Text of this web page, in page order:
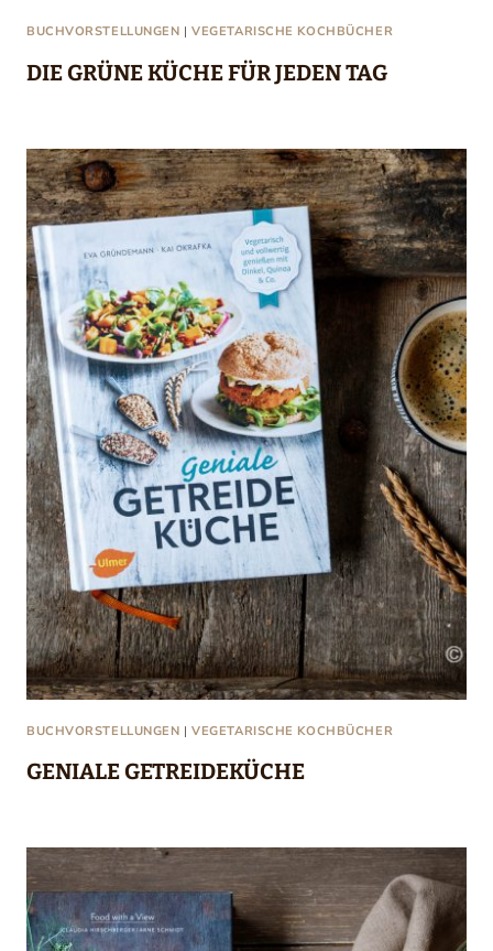
BUCHVORSTELLUNGEN |VEGETARISCHE KOCHBÜCHER
DIE GRÜNE KÜCHE FÜR JEDEN TAG
BUCHVORSTELLUNGEN |VEGETARISCHE KOCHBÜCHER
GENIALE GETREIDEKÜCHE